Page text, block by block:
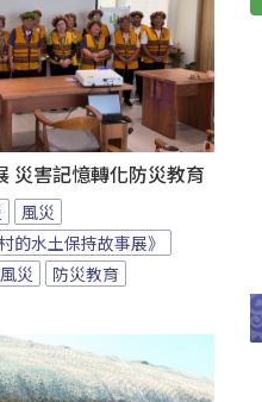
災害記憶轉化防災教育
風災
的水土保持故事展》
災 防災教育